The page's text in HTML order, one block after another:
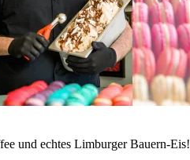
und echtes Limburger Bauern-Eis!